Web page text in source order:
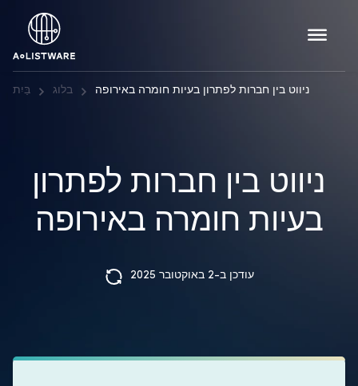
בַּיִת בלוג ניווט בין חברות לפתרון בעיות חומרה באירופה
ניווט בין חברות לפתרון
בעיות חומרה באירופה
עודכן ב-2 באוקטובר 2025